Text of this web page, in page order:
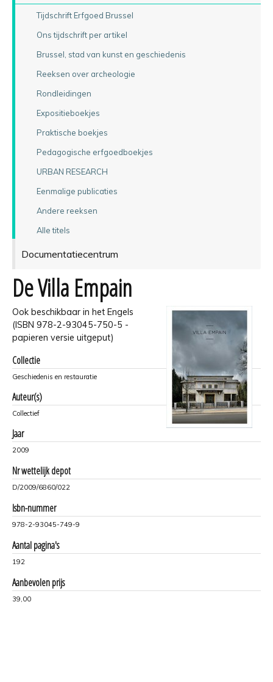
Tijdschrift Erfgoed Brussel
Ons tijdschrift per artikel
Brussel, stad van kunst en geschiedenis
Reeksen over archeologie
Rondleidingen
Expositieboekjes
Praktische boekjes
Pedagogische erfgoedboekjes
URBAN RESEARCH
Eenmalige publicaties
Andere reeksen
Alle titels
Documentatiecentrum
De Villa Empain
Ook beschikbaar in het Engels
(ISBN 978-2-93045-750-5 -
papieren versie uitgeput)
Collectie
Geschiedenis en restauratie
Auteur(s)
Collectief
Jaar
2009
Nr wettelijk depot
D/2009/6860/022
Isbn-nummer
978-2-93045-749-9
Aantal pagina's
192
Aanbevolen prijs
39,00